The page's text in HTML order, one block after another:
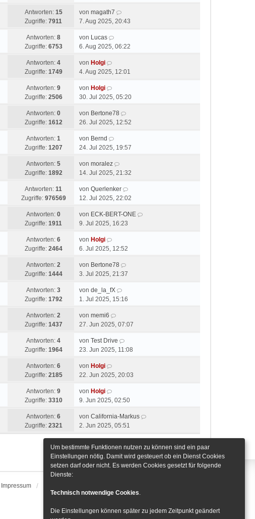
Antworten: 15
Zugriffe: 7911
von magath7
7. Aug 2025, 20:43
Antworten: 8
Zugriffe: 6753
von Lucas
6. Aug 2025, 06:22
Antworten: 4
Zugriffe: 1749
von Holgi
4. Aug 2025, 12:01
Antworten: 9
Zugriffe: 2506
von Holgi
30. Jul 2025, 05:20
Antworten: 0
Zugriffe: 1612
von Bertone78
26. Jul 2025, 12:52
Antworten: 1
Zugriffe: 1207
von Bernd
24. Jul 2025, 19:57
Antworten: 5
Zugriffe: 1892
von moralez
14. Jul 2025, 21:32
Antworten: 11
Zugriffe: 976569
von Querlenker
12. Jul 2025, 22:02
Antworten: 0
Zugriffe: 1911
von ECK-BERT-ONE
9. Jul 2025, 16:23
Antworten: 6
Zugriffe: 2464
von Holgi
6. Jul 2025, 12:52
Antworten: 2
Zugriffe: 1444
von Bertone78
3. Jul 2025, 21:37
Antworten: 3
Zugriffe: 1792
von de_la_fX
1. Jul 2025, 15:16
Antworten: 2
Zugriffe: 1437
von memi6
27. Jun 2025, 07:07
Antworten: 4
Zugriffe: 1964
von Test Drive
23. Jun 2025, 11:08
Antworten: 6
Zugriffe: 2185
von Holgi
22. Jun 2025, 20:03
Antworten: 9
Zugriffe: 3310
von Holgi
9. Jun 2025, 02:50
Antworten: 6
Zugriffe: 2321
von California-Markus
2. Jun 2025, 05:51
Gehe zu
Impressum
Um bestimmte Funktionen nutzen zu können sind ein paar
Einstellungen nötig. Damit wird gesteuert ob ein Dienst Cookies
setzen darf oder nicht. Es werden Cookies gesetzt für folgende
Dienste:
Technisch notwendige Cookies.
Die Einstellungen können später zu jedem Zeitpunkt geändert